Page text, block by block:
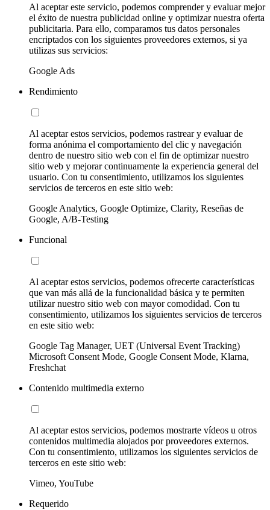
Al aceptar este servicio, podemos comprender y evaluar mejor
el éxito de nuestra publicidad online y optimizar nuestra oferta
publicitaria. Para ello, comparamos tus datos personales
encriptados con los siguientes proveedores externos, si ya
utilizas sus servicios:
Google Ads
Rendimiento
Al aceptar estos servicios, podemos rastrear y evaluar de
forma anónima el comportamiento del clic y navegación
dentro de nuestro sitio web con el fin de optimizar nuestro
sitio web y mejorar continuamente la experiencia general del
usuario. Con tu consentimiento, utilizamos los siguientes
servicios de terceros en este sitio web:
Google Analytics, Google Optimize, Clarity, Reseñas de
Google, A/B-Testing
Funcional
Al aceptar estos servicios, podemos ofrecerte características
que van más allá de la funcionalidad básica y te permiten
utilizar nuestro sitio web con mayor comodidad. Con tu
consentimiento, utilizamos los siguientes servicios de terceros
en este sitio web:
Google Tag Manager, UET (Universal Event Tracking)
Microsoft Consent Mode, Google Consent Mode, Klarna,
Freshchat
Contenido multimedia externo
Al aceptar estos servicios, podemos mostrarte vídeos u otros
contenidos multimedia alojados por proveedores externos.
Con tu consentimiento, utilizamos los siguientes servicios de
terceros en este sitio web:
Vimeo, YouTube
Requerido